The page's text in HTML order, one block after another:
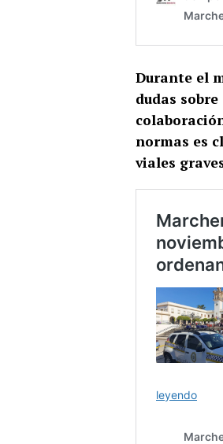
Durante el
dudas
normas es
viales